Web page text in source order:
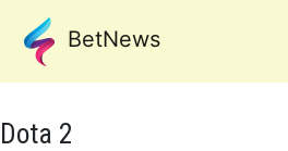
BetNews
Dota 2